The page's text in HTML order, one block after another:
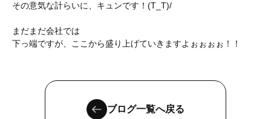
その意気な計らいに、キュンです！(T_T)/
まだまだ会社では
下っ端ですが、ここから盛り上げていきますよぉぉぉぉ！！
ブログ一覧へ戻る